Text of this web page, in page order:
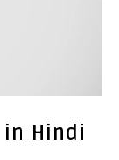
in Hindi